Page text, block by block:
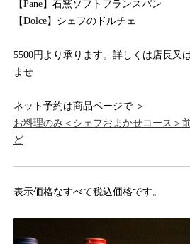
【Pane】石窯ソフトフランスパン
【Dolce】シェフのドルチェ
5500円より承ります。詳しくは店長又
ませ
ネット予約は商品ページで ＞
お料理のみ＜シェフおまかせコース＞
ど
表示価格なすべて税込価格です。